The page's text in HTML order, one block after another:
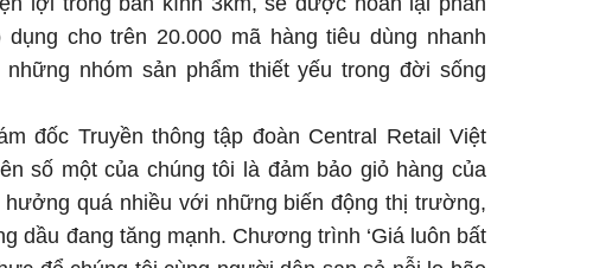
cho trên 20.000 mã hàng tiêu dùng nhanh
nhóm sản phẩm thiết yếu trong đời sống
đốc Truyền thông tập đoàn Central Retail Việt
số một của chúng tôi là đảm bảo giỏ hàng của
quá nhiều với những biến động thị trường,
dầu đang tăng mạnh. Chương trình ‘Giá luôn bất